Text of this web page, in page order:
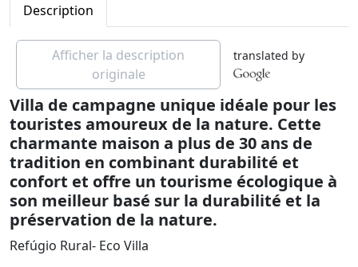
Description
Afficher la description
originale
translated by
Villa de campagne unique idéale pour les
touristes amoureux de la nature. Cette
charmante maison a plus de 30 ans de
tradition en combinant durabilité et
confort et offre un tourisme écologique à
son meilleur basé sur la durabilité et la
préservation de la nature.
Refúgio Rural- Eco Villa